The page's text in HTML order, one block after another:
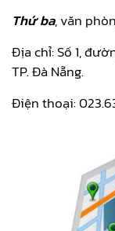
Thứ ba, văn
Địa chỉ: Số 1,
TP. Đà Nẵng.
Điện thoại: